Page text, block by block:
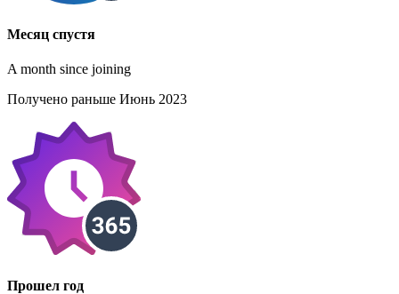
Месяц спустя
A month since joining
Получено раньше Июнь 2023
Прошел год